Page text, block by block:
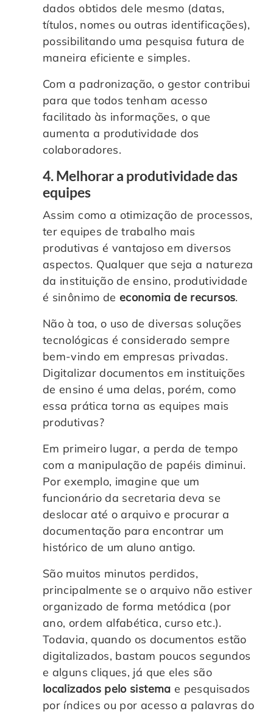
dados obtidos dele mesmo (datas,
títulos, nomes ou outras identificações),
possibilitando uma pesquisa futura de
maneira eficiente e simples.
Com a padronização, o gestor contribui
para que todos tenham acesso
facilitado às informações, o que
aumenta a produtividade dos
colaboradores.
4. Melhorar a produtividade das
equipes
Assim como a otimização de processos,
ter equipes de trabalho mais
produtivas é vantajoso em diversos
aspectos. Qualquer que seja a natureza
da instituição de ensino, produtividade
é sinônimo de economia de recursos.
Não à toa, o uso de diversas soluções
tecnológicas é considerado sempre
bem-vindo em empresas privadas.
Digitalizar documentos em instituições
de ensino é uma delas, porém, como
essa prática torna as equipes mais
produtivas?
Em primeiro lugar, a perda de tempo
com a manipulação de papéis diminui.
Por exemplo, imagine que um
funcionário da secretaria deva se
deslocar até o arquivo e procurar a
documentação para encontrar um
histórico de um aluno antigo.
São muitos minutos perdidos,
principalmente se o arquivo não estiver
organizado de forma metódica (por
ano, ordem alfabética, curso etc.).
Todavia, quando os documentos estão
digitalizados, bastam poucos segundos
e alguns cliques, já que eles são
localizados pelo sistema e pesquisados
por índices ou por acesso a palavras do